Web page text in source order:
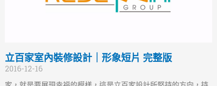
立百家室內裝修設計｜形象短片 完整版
2016-12-16